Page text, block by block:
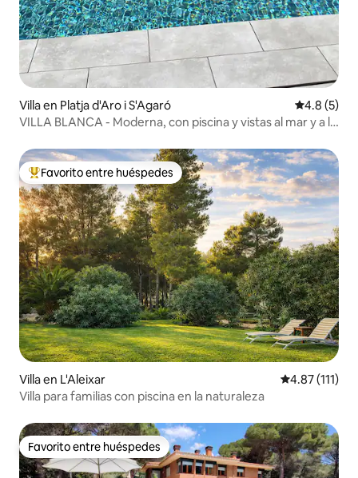
Villa en Platja d'Aro i S'Agaró
4.8 (5)
VILLA BLANCA - Moderna, con piscina y vistas al mar y a la
Favorito entre huéspedes preferido
Favorito entre huéspedes
Villa en L'Aleixar Calificación
4.87 (111)
Villa para familias con piscina en la naturaleza
Favorito entre huéspedes
Favorito entre huéspedes